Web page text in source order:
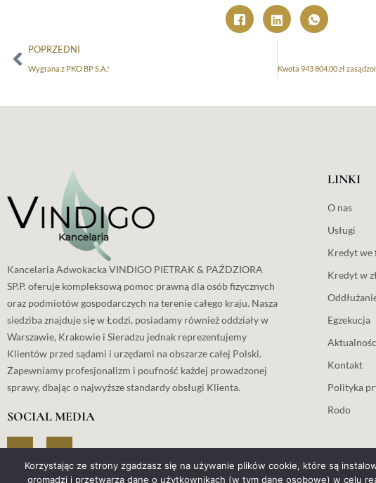
POPRZEDNI
Wygrana z PKO BP S.A.!
Kancelaria Adwokacka VINDIGO PIETRAK & PAŹDZIORA
SP.P. oferuje kompleksową pomoc prawną dla osób fizycznych
oraz podmiotów gospodarczych na terenie całego kraju. Nasza
siedziba znajduje się w Łodzi, posiadamy również oddziały w
Warszawie, Krakowie i Sieradzu jednak reprezentujemy
Klientów przed sądami i urzędami na obszarze całej Polski.
Zapewniamy profesjonalizm i poufność każdej prowadzonej
sprawy, dbając o najwyższe standardy obsługi Klienta.
SOCIAL MEDIA
LINKI
O nas
Usługi
Kredyt we
Kredyt w
Egzekucja
Kontakt
Polityka
Rodo
Korzystając ze strony zgadzasz się na używanie plików cookie, które są
gromadzi i przetwarza dane o użytkownikach (w tym dane osobowe) w celu